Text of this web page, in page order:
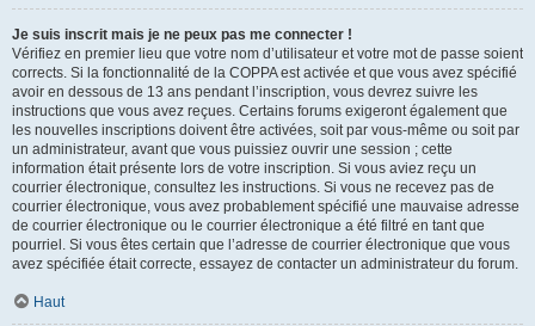
Je suis inscrit mais je ne peux pas me connecter !
Vérifiez en premier lieu que votre nom d’utilisateur et votre mot de passe soient
corrects. Si la fonctionnalité de la COPPA est activée et que vous avez spécifié
avoir en dessous de 13 ans pendant l’inscription, vous devrez suivre les
instructions que vous avez reçues. Certains forums exigeront également que
les nouvelles inscriptions doivent être activées, soit par vous-même ou soit par
un administrateur, avant que vous puissiez ouvrir une session ; cette
information était présente lors de votre inscription. Si vous aviez reçu un
courrier électronique, consultez les instructions. Si vous ne recevez pas de
courrier électronique, vous avez probablement spécifié une mauvaise adresse
de courrier électronique ou le courrier électronique a été filtré en tant que
pourriel. Si vous êtes certain que l’adresse de courrier électronique que vous
avez spécifiée était correcte, essayez de contacter un administrateur du forum.
Haut